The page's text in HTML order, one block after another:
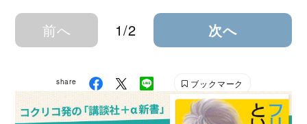
前へ 1/2 次へ
share ブックマーク